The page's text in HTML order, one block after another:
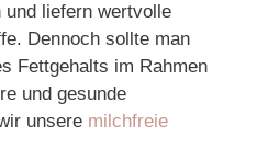
und liefern wertvolle
Dennoch sollte man
Fettgehalts im Rahmen
und gesunde
unsere milchfreie